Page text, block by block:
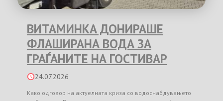
ВИТАМИНКА ДОНИРАШЕ
ФЛАШИРАНА ВОДА ЗА
ГРАЃАНИТЕ НА ГОСТИВАР
24.07.2026
Како одговор на актуелната криза со водоснабдувањето